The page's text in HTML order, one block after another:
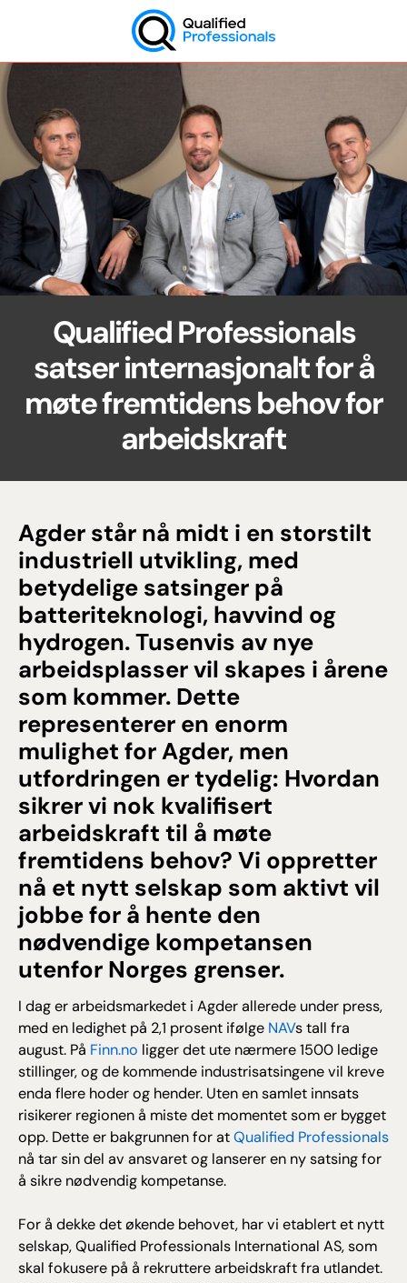
QP
Qualified Professionals
satser internasjonalt for å
møte fremtidens behov for
arbeidskraft
Agder står nå midt i en storstilt
industriell utvikling, med
betydelige satsinger på
batteriteknologi, havvind og
hydrogen. Tusenvis av nye
arbeidsplasser vil skapes i årene
som kommer. Dette
representerer en enorm
mulighet for Agder, men
utfordringen er tydelig: Hvordan
sikrer vi nok kvalifisert
arbeidskraft til å møte
fremtidens behov? Vi oppretter
nå et nytt selskap som aktivt vil
jobbe for å hente den
nødvendige kompetansen
utenfor Norges grenser.
I dag er arbeidsmarkedet i Agder allerede under press,
med en ledighet på 2,1 prosent ifølge NAVs tall fra
august. På Finn.no ligger det ute nærmere 1500 ledige
stillinger, og de kommende industrisatsingene vil kreve
enda flere hoder og hender. Uten en samlet innsats
risikerer regionen å miste det momentet som er bygget
opp. Dette er bakgrunnen for at Qualified Professionals
nå tar sin del av ansvaret og lanserer en ny satsing for
å sikre nødvendig kompetanse.
For å dekke det økende behovet, har vi etablert et nytt
selskap, Qualified Professionals International AS, som
skal fokusere på å rekruttere arbeidskraft fra utlandet.